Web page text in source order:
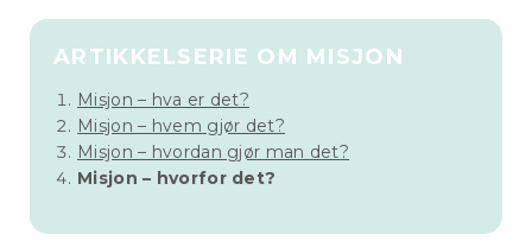
ARTIKKELSERIE OM MISJON
Misjon – hva er det?
Misjon – hvem gjør det?
Misjon – hvordan gjør man det?
Misjon – hvorfor det?